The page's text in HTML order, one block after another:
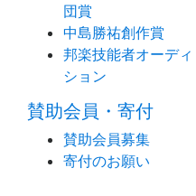
団賞
中島勝祐創作賞
邦楽技能者オーディ
ション
賛助会員・寄付
賛助会員募集
寄付のお願い